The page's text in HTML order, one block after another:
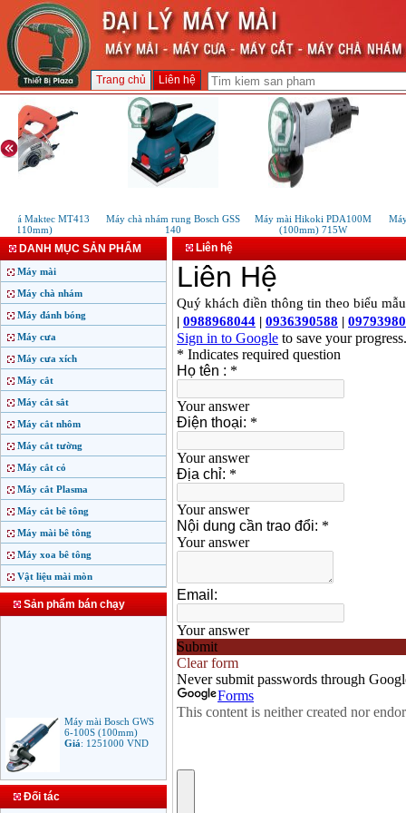
Trang chủ Liên hệ
đá Maktec MT413
(110mm)
Máy chà nhám rung Bosch GSS
140
Máy mài Hikoki PDA100M
(100mm) 715W
DANH MỤC SẢN PHẨM
Máy mài
Máy chà nhám
Máy đánh bóng
Máy cưa
Máy cưa xích
Máy cắt
Máy cắt sắt
Máy cắt nhôm
Máy cắt tường
Máy cắt cỏ
Máy cắt Plasma
Máy cắt bê tông
Máy mài bê tông
Máy xoa bê tông
Vật liệu mài mòn
Sản phẩm bán chạy
Máy mài Bosch GWS
6-100S (100mm)
Giá:1251000VND
9553B (100mm)
Đối tác
Liên hệ